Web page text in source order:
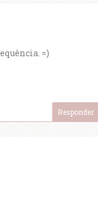
=)
Responder